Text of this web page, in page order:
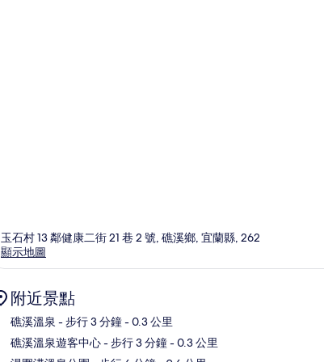
玉石村 13 鄰健康二街 21 巷 2 號, 礁溪鄉, 宜蘭縣, 262
顯示地圖
附近景點
礁溪溫泉 - 步行 3 分鐘- 0.3 公里
礁溪溫泉遊客中心- 步行 3 分鐘- 0.3 公里